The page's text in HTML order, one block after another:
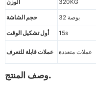
الوزن 320KG
حجم الشاشة 32 بوصة
أول تشكيل الوقت 15s
عملات قابلة للتعرف عملات متعددة
وصف المنتج.